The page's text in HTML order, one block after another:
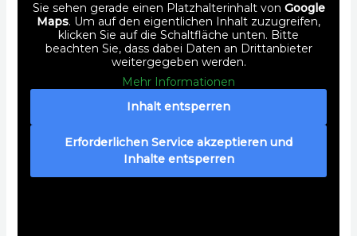
Sie sehen gerade einen Platzhalterinhalt von Google
Maps. Um auf den eigentlichen Inhalt zuzugreifen,
klicken Sie auf die Schaltfläche unten. Bitte
beachten Sie, dass dabei Daten an Drittanbieter
weitergegeben werden.
Mehr Informationen
Inhalt entsperren
Erforderlichen Service akzeptieren und
Inhalte entsperren